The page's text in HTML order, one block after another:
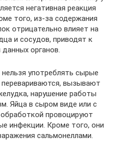
негативная реакция
того, из-за содержания
отрицательно влияет на
и сосудов, приводят к
органов.
употреблять сырые
вызывают
нарушение работы
Яйца в сыром виде или с
провоцируют
инфекции. Кроме того, они
сальмонеллами.